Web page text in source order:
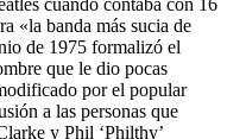
«la banda más sucia de
de 1975 formalizó el
que le dio pocas
por el popular
a las personas que
y Phil ‘Philthy’